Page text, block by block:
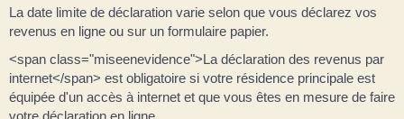
La date limite de déclaration varie selon que vous déclarez vos
revenus en ligne ou sur un formulaire papier.
<span class="miseenevidence">La déclaration des revenus par
internet</span> est obligatoire si votre résidence principale est
équipée d'un accès à internet et que vous êtes en mesure de faire